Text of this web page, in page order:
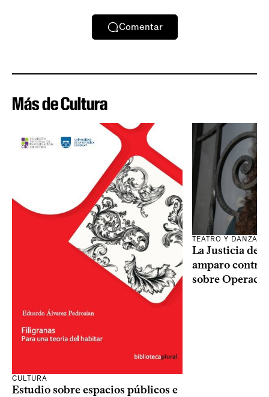
Comentar
Más de Cultura
CULTURA
Estudio sobre espacios públicos e
TEATRO Y DANZA
La Justicia
amparo contra
sobre